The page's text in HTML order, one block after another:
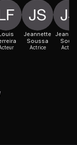
Jeannette
Soussa
Actrice Actrice